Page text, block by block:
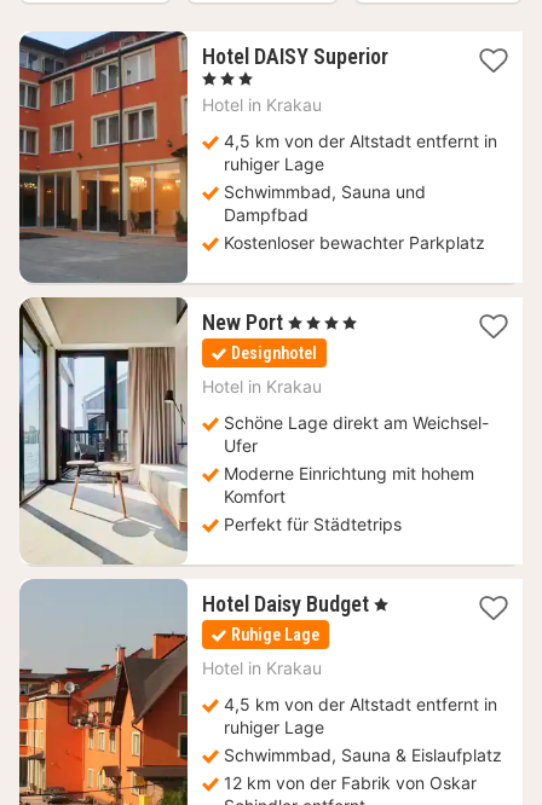
Hotel DAISY Superior1
€
, 3 Sterne
Hotel in Krakau
4,5 km von der Altstadt entfernt in
ruhiger Lage
Schwimmbad, Sauna und
Dampfbad
Kostenloser bewachter Parkplatz
New Port 1
Nacht
ab
93,90
, 4 Sterne
Designhotel
Hotel in Krakau
Schöne Lage direkt am Weichsel-
Ufer
Moderne Einrichtung mit hohem
Komfort
Perfekt für Städtetrips
Hotel Daisy Budget 1
, 1 Sterne
Ruhige Lage
Hotel in Krakau
4,5 km von der Altstadt entfernt in
ruhiger Lage
Schwimmbad, Sauna & Eislaufplatz
12 km von der Fabrik von Oskar